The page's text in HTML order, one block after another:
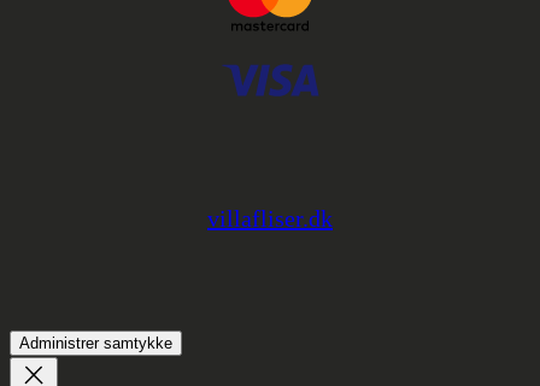
villafliser.dk
Administrer samtykke